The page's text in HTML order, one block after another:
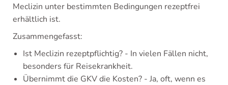
Meclizin unter bestimmten Bedingungen rezeptfrei
erhältlich ist.
Zusammengefasst:
Ist Meclizin rezeptpflichtig? - In vielen Fällen nicht,
besonders für Reisekrankheit.
Übernimmt die GKV die Kosten? - Ja, oft, wenn es